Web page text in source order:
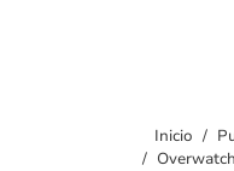
Inicio